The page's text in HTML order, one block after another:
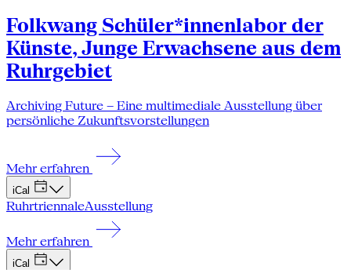
Folkwang Schüler*innenlabor der
Künste, Junge Erwachsene aus dem
Ruhrgebiet
Archiving Future – Eine multimediale Ausstellung über
persönliche Zukunftsvorstellungen
Mehr erfahren
iCal
RuhrtriennaleAusstellung
Mehr erfahren
iCal